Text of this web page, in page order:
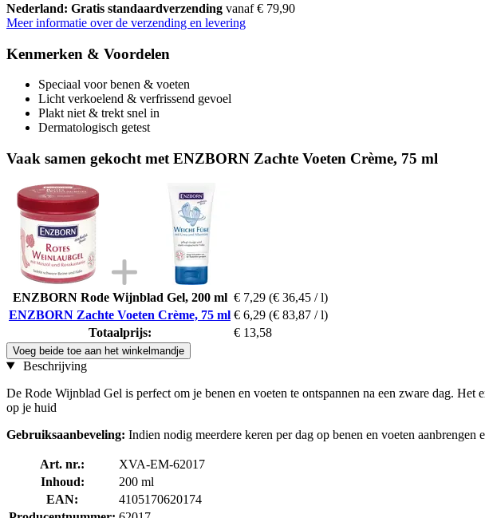
Nederland: Gratis standaardverzending vanaf € 79,90
Meer informatie over de verzending en levering
Kenmerken & Voordelen
Speciaal voor benen & voeten
Licht verkoelend & verfrissend gevoel
Plakt niet & trekt snel in
Dermatologisch getest
Vaak samen gekocht met ENZBORN Zachte Voeten Crème, 75 ml
ENZBORN Rode Wijnblad Gel, 200 ml € 7,29 (€ 36,45 / l)
ENZBORN Zachte Voeten Crème, 75 ml € 6,29 (€ 83,87 / l)
Totaalprijs:
€ 13,58
Voeg beide toe aan het winkelmandje
Beschrijving
De Rode Wijnblad Gel is perfect om je benen en voeten te ontspannen na een zware dag.
op je huid
Gebruiksaanbeveling: Indien nodig meerdere keren per dag op benen en voeten
Art. nr.:
XVA-EM-62017
Inhoud:
200 ml
EAN:
4105170620174